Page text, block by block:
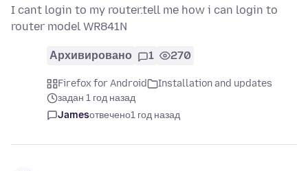
I cant login to my router.tell me how i can login to
router model WR841N
Архивировано 1 270
Firefox for Android
Installation and updates
задан 1 год назад
Jamesотвечено1 год назад